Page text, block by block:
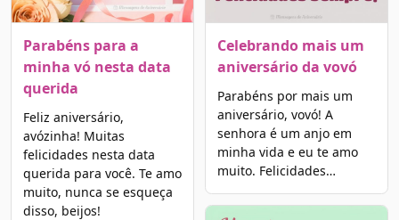
Parabéns para a
minha vó nesta data
querida
Feliz aniversário,
avózinha! Muitas
felicidades nesta data
querida para você. Te amo
muito, nunca se esqueça
disso, beijos!
Celebrando mais um
aniversário da vovó
Parabéns por mais um
aniversário, vovó! A
senhora é um anjo em
minha vida e eu te amo
muito. Felicidades…